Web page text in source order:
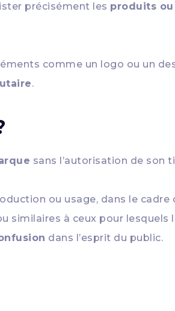
précisément les produits
comme un logo ou un
.
sans l’autorisation de son
ou usage, dans le cadre
similaires à ceux pour lesquels
dans l’esprit du public.